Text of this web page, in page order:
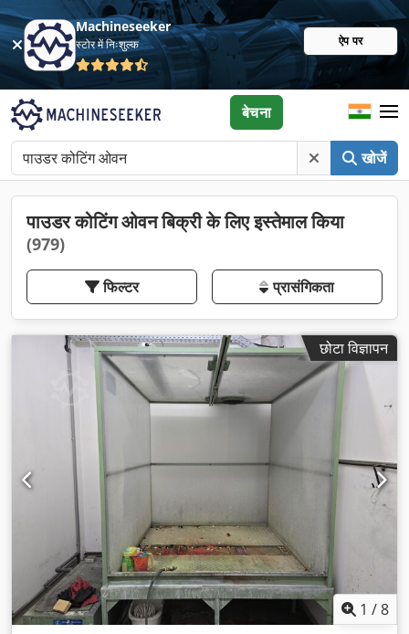
Machineseeker
स्टोर में निःशुल्क ऐप पर
खोजें
बेचना
पाउडर कोटिंग ओवन बिक्री के लिए इस्तेमाल किया
(979)
फिल्टर प्रासंगिकता
छोटा विज्ञापन
1 /8